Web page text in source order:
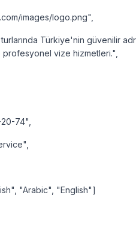
images/logo.png",
Türkiye'nin güvenilir
vize hizmetleri.",
74",
"Arabic", "English"]